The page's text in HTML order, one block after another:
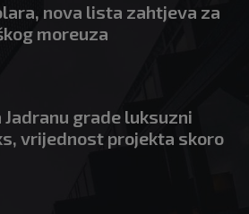
nova lista zahtjeva za
moreuza
Jadranu grade luksuzni
vrijednost projekta skoro